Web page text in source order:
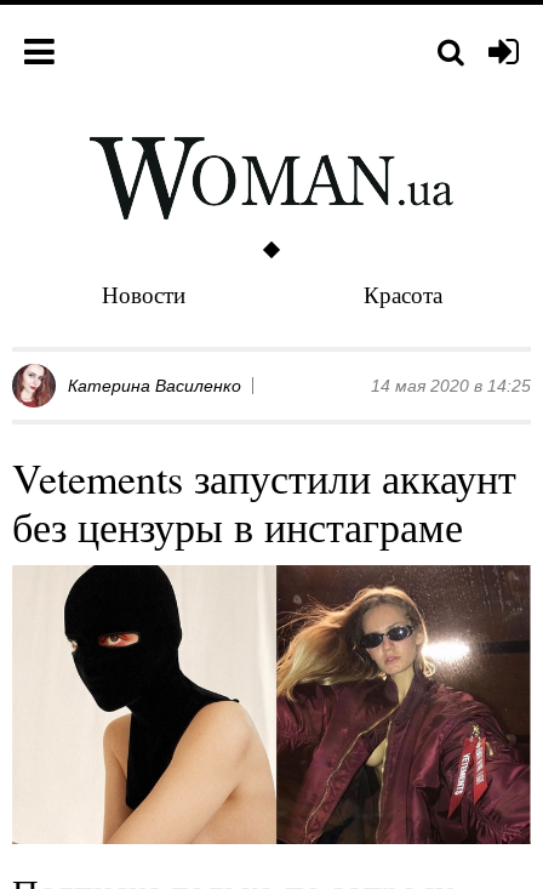
Новости Красота
Катерина Василенко 14 мая 2020 в 14:25
Vetements запустили аккаунт
без цензуры в инстаграме